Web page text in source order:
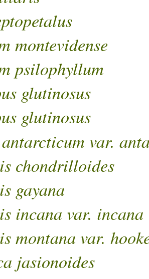
montevidense
psilophyllum
glutinosus
glutinosus
var.
chondrilloides
gayana
incana var. incana
montana var.
jasionoides